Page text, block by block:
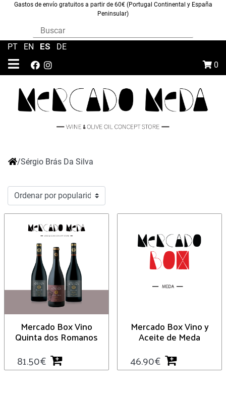
Gastos de envío gratuitos a partir de 60€ (Portugal Continental y España
Peninsular)
0
PT EN ES DE
/Sérgio Brás Da Silva
Mercado Box Vino
Quinta dos Romanos
81.50€
Mercado Box Vino y
Aceite de Meda
46.90€